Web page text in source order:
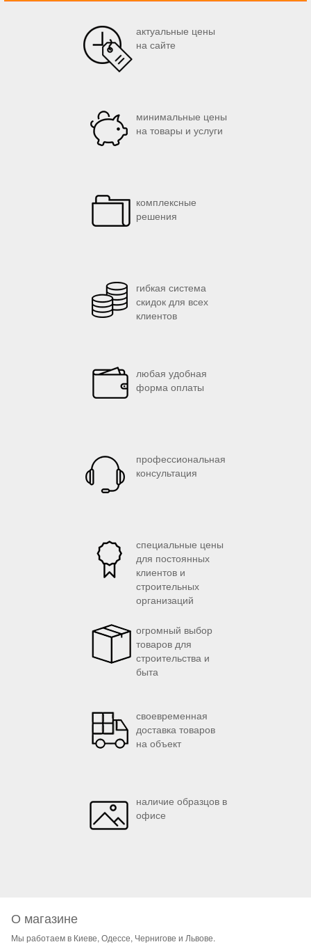
актуальные цены
на сайте
минимальные цены
на товары и услуги
комплексные
решения
гибкая система
скидок для всех
клиентов
любая удобная
форма оплаты
профессиональная
консультация
специальные цены
для постоянных
клиентов и
строительных
организаций
огромный выбор
товаров для
строительства и
быта
своевременная
доставка товаров
на объект
наличие образцов в
офисе
О магазине
Мы работаем в Киеве, Одессе, Чернигове и Львове.